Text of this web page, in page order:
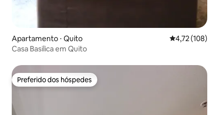
Apartamento ⋅ Quito 4,72 de uma
4,72 (108)
Casa Basilica em Quito
Preferido dos hóspedes
Preferido dos hóspedes